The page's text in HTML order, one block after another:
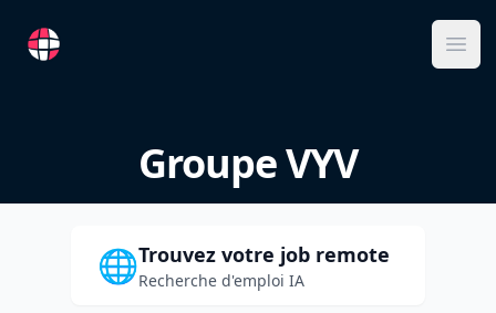
RemoteFR
Groupe VYV
🌐Trouvez votre job remote
Recherche d'emploi IA